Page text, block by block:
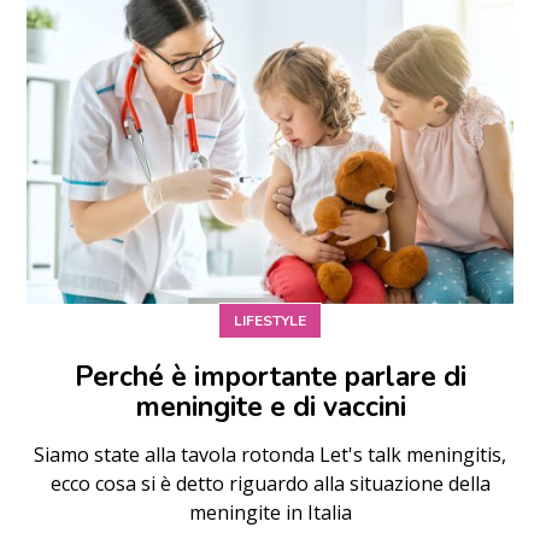
LIFESTYLE
Perché è importante parlare di
meningite e di vaccini
Siamo state alla tavola rotonda Let's talk meningitis,
ecco cosa si è detto riguardo alla situazione della
meningite in Italia